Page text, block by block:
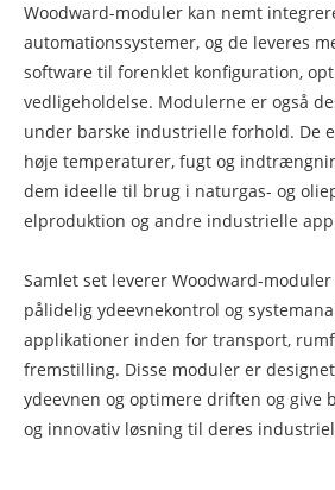
Woodward-moduler kan nemt
automationssystemer, og de leveres
software til forenklet konfiguration,
vedligeholdelse. Modulerne er også
under barske industrielle forhold. De
høje temperaturer, fugt og
dem ideelle til brug i naturgas- og
elproduktion og andre industrielle
Samlet set leverer Woodward-
pålidelig ydeevnekontrol og
applikationer inden for transport,
fremstilling. Disse moduler er
ydeevnen og optimere driften og give
og innovativ løsning til deres